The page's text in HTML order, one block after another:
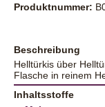
Produktnummer:
Beschreibung
Helltürkis über
Flasche in reinem
Inhaltsstoffe